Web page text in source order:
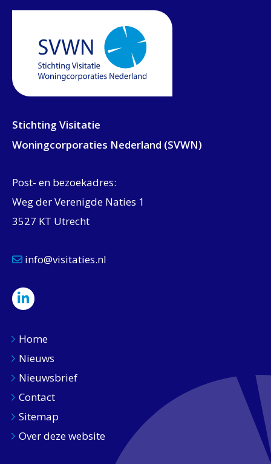
Stichting Visitatie
Woningcorporaties Nederland (SVWN)
Post- en bezoekadres:
Weg der Verenigde Naties 1
3527 KT Utrecht
info@visitaties.nl
Home
Nieuws
Nieuwsbrief
Contact
Sitemap
Over deze website